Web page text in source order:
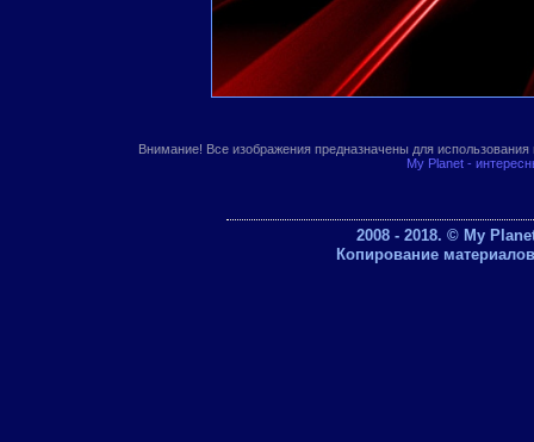
Внимание! Все изображения предназначены для
My Planet -
2008 - 2018. © My
Копирование